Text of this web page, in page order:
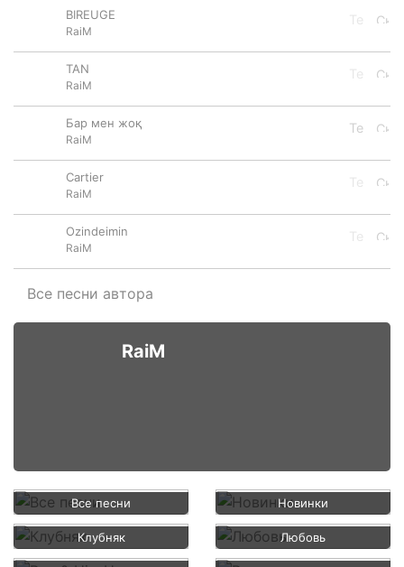
BIREUGE
RaiM
TAN
RaiM
Бар мен жоқ
RaiM
Cartier
RaiM
Ozindeimin
RaiM
Все песни автора
RaiM
Все песни Новинки
Клубняк Любовь